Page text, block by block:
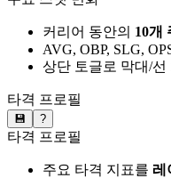
커리어 동안의 10개
AVG, OBP, SLG,
상단 토글로 막대/선
타격 프로필
💾 ?
타격 프로필
주요 타격 지표를 레